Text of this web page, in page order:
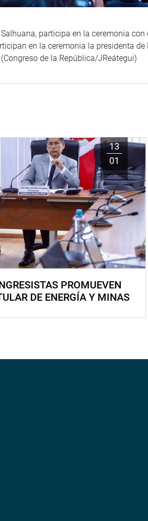
participa en la ceremonia
en la ceremonia la presidenta
de la República/JReátegui)
13
01
PROMUEVEN
DE ENERGÍA Y MINAS